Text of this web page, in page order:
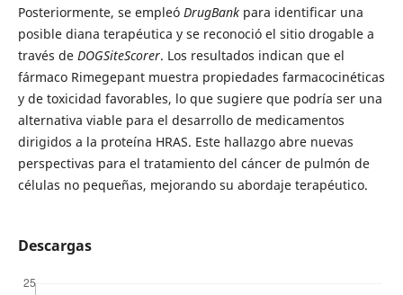
Posteriormente, se empleó DrugBank para identificar una
posible diana terapéutica y se reconoció el sitio drogable a
través de DOGSiteScorer. Los resultados indican que el
fármaco Rimegepant muestra propiedades farmacocinéticas
y de toxicidad favorables, lo que sugiere que podría ser una
alternativa viable para el desarrollo de medicamentos
dirigidos a la proteína HRAS. Este hallazgo abre nuevas
perspectivas para el tratamiento del cáncer de pulmón de
células no pequeñas, mejorando su abordaje terapéutico.
Descargas